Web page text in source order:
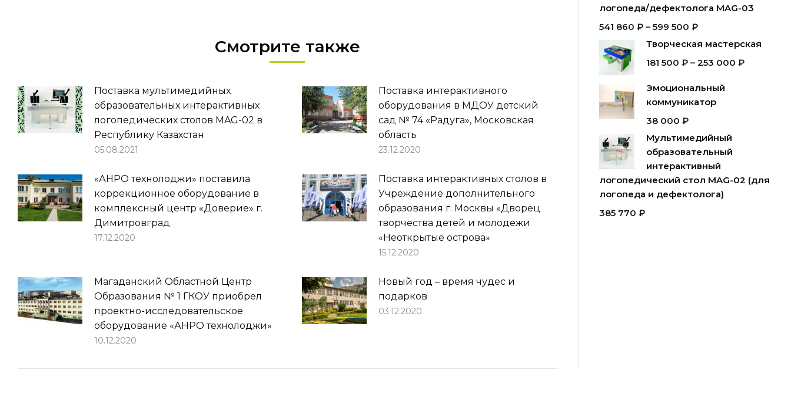
Смотрите также
Поставка мультимедийных
образовательных интерактивных
логопедических столов MAG-02 в
Республику Казахстан
05.08.2021
Поставка интерактивного
оборудования в МДОУ детский
сад № 74 «Радуга», Московская
область
23.12.2020
«АНРО технолоджи» поставила
коррекционное оборудование в
комплексный центр «Доверие» г.
Димитровград
17.12.2020
Поставка интерактивных столов в
Учреждение дополнительного
образования г. Москвы «Дворец
творчества детей и молодежи
«Неоткрытые острова»
15.12.2020
Магаданский Областной Центр
Образования № 1 ГКОУ приобрел
проектно-исследовательское
оборудование «АНРО технолоджи»
10.12.2020
Новый год – время чудес и
подарков
03.12.2020
логопеда/дефектолога MAG-03
541 860 ₽– 599 500 ₽
Творческая мастерская
181 500 ₽– 253 000 ₽
Эмоциональный
коммуникатор
38 000 ₽
Мультимедийный
образовательный
интерактивный
логопедический стол MAG-02 (для
логопеда и дефектолога)
385 770 ₽